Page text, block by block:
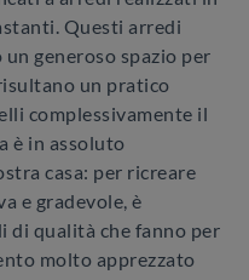
Questi arredi
generoso spazio per
un pratico
complessivamente il
è in assoluto
casa: per ricreare
e gradevole, è
di qualità che fanno per
molto apprezzato